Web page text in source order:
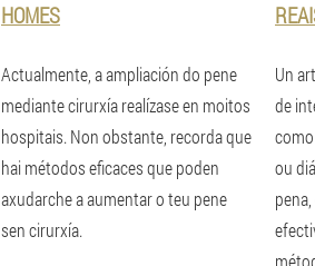
HOMES
Actualmente, a ampliación do pene
mediante cirurxía realízase en moitos
hospitais. Non obstante, recorda que
hai métodos eficaces que poden
axudarche a aumentar o teu pene
sen cirurxía.
Un
de
ou